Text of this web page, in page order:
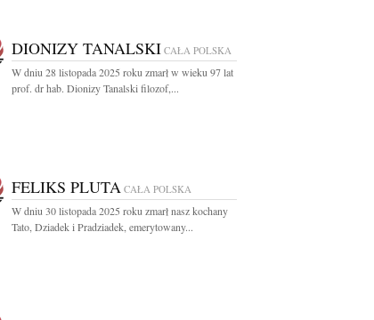
DIONIZY TANALSKI CAŁA POLSKA
W dniu 28 listopada 2025 roku zmarł w wieku 97 lat
prof. dr hab. Dionizy Tanalski filozof,...
FELIKS PLUTA CAŁA POLSKA
W dniu 30 listopada 2025 roku zmarł nasz kochany
Tato, Dziadek i Pradziadek, emerytowany...